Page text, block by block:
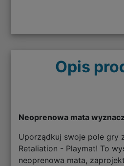
Opis
Neoprenowa mata
Uporządkuj swoje pole gry
Retaliation - Playmat! To
neoprenowa mata,